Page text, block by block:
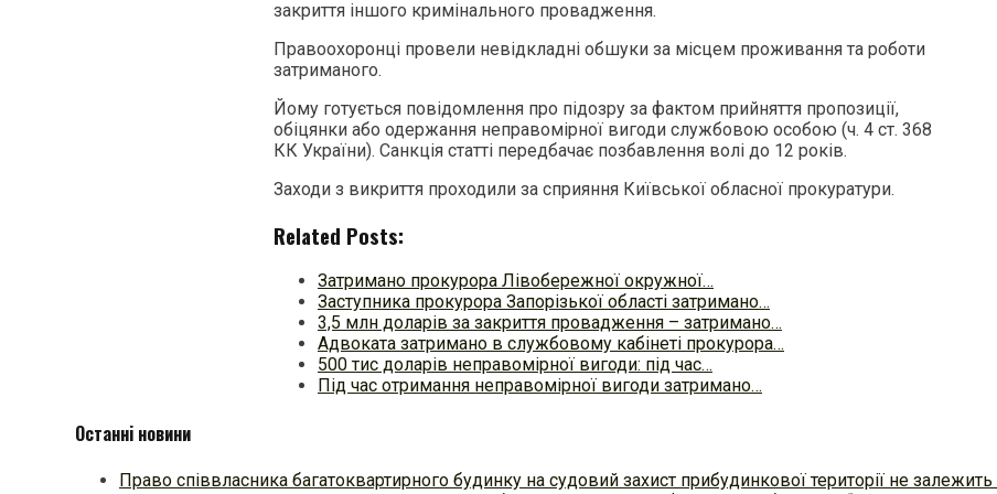
закриття іншого кримінального провадження.
Правоохоронці провели невідкладні обшуки за місцем проживання та роботи
затриманого.
Йому готується повідомлення про підозру за фактом прийняття пропозиції,
обіцянки або одержання неправомірної вигоди службовою особою (ч. 4 ст. 368
КК України). Санкція статті передбачає позбавлення волі до 12 років.
Заходи з викриття проходили за сприяння Київської обласної прокуратури.
Related Posts:
Затримано прокурора Лівобережної окружної…
Заступника прокурора Запорізької області затримано…
3,5 млн доларів за закриття провадження – затримано…
Адвоката затримано в службовому кабінеті прокурора…
500 тис доларів неправомірної вигоди: під час…
Під час отримання неправомірної вигоди затримано…
Останні новини
Право співвласника багатоквартирного будинку на судовий захист прибудинкової території не